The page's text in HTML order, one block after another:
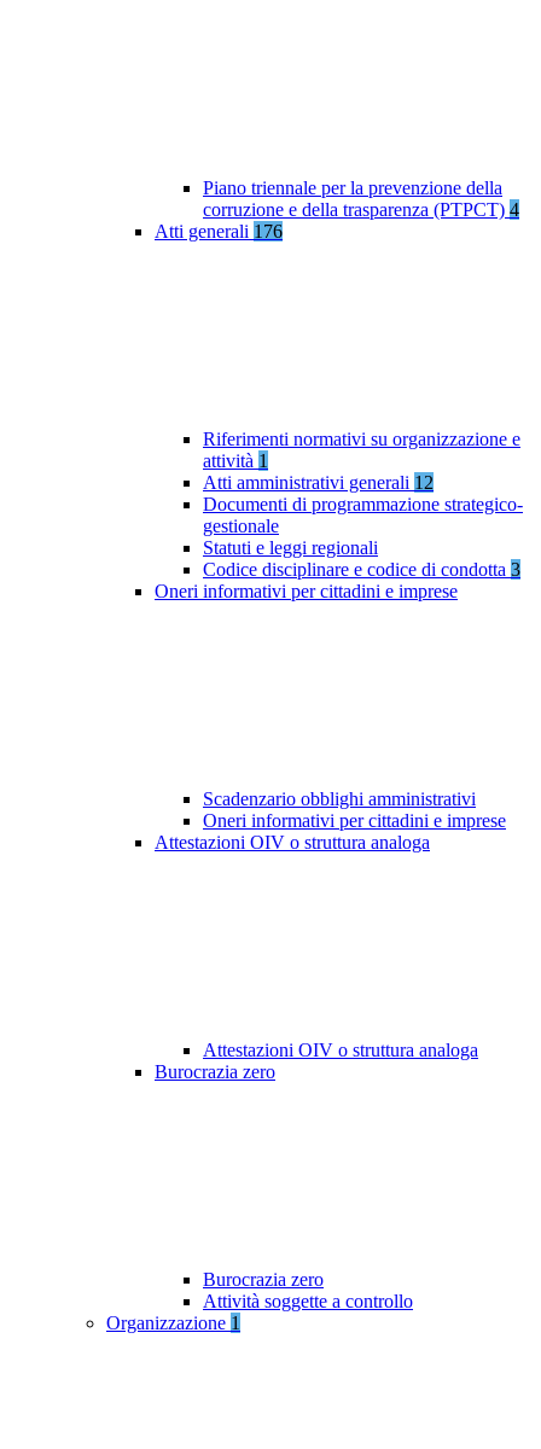
Piano triennale per la prevenzione della
corruzione e della trasparenza (PTPCT) 4
Atti generali 176
Riferimenti normativi su organizzazione e
attività 1
Atti amministrativi generali 12
Documenti di programmazione strategico-
gestionale
Statuti e leggi regionali
Codice disciplinare e codice di condotta 3
Oneri informativi per cittadini e imprese
Scadenzario obblighi amministrativi
Oneri informativi per cittadini e imprese
Attestazioni OIV o struttura analoga
Attestazioni OIV o struttura analoga
Burocrazia zero
Burocrazia zero
Attività soggette a controllo
Organizzazione 1